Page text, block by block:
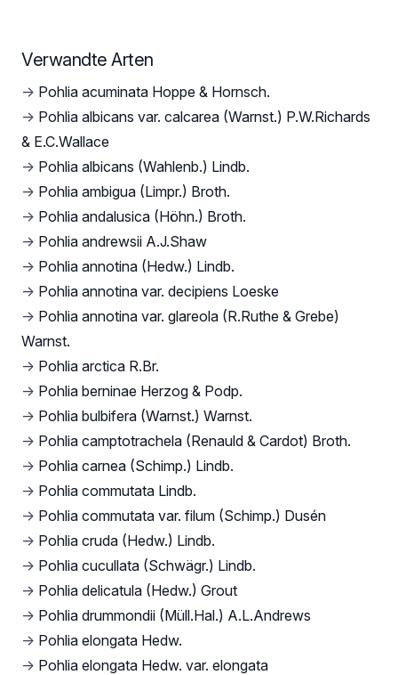
Verwandte Arten
→ Pohlia acuminata Hoppe & Hornsch.
→ Pohlia albicans var. calcarea (Warnst.) P.W.Richards
& E.C.Wallace
→ Pohlia albicans (Wahlenb.) Lindb.
→ Pohlia ambigua (Limpr.) Broth.
→ Pohlia andalusica (Höhn.) Broth.
→ Pohlia andrewsii A.J.Shaw
→ Pohlia annotina (Hedw.) Lindb.
→ Pohlia annotina var. decipiens Loeske
→ Pohlia annotina var. glareola (R.Ruthe & Grebe)
Warnst.
→ Pohlia arctica R.Br.
→ Pohlia berninae Herzog & Podp.
→ Pohlia bulbifera (Warnst.) Warnst.
→ Pohlia camptotrachela (Renauld & Cardot) Broth.
→ Pohlia carnea (Schimp.) Lindb.
→ Pohlia commutata Lindb.
→ Pohlia commutata var. filum (Schimp.) Dusén
→ Pohlia cruda (Hedw.) Lindb.
→ Pohlia cucullata (Schwägr.) Lindb.
→ Pohlia delicatula (Hedw.) Grout
→ Pohlia drummondii (Müll.Hal.) A.L.Andrews
→ Pohlia elongata Hedw.
→ Pohlia elongata Hedw. var. elongata